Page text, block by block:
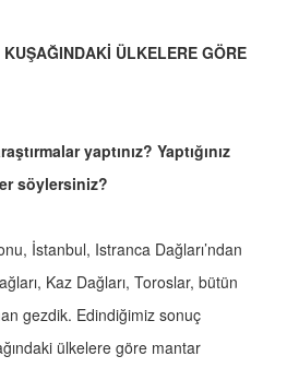
ÜLKELERE GÖRE
yaptınız? Yaptığınız
söylersiniz?
İstanbul, Istranca Dağları’ndan
Kaz Dağları, Toroslar, bütün
gezdik. Edindiğimiz sonuç
ülkelere göre mantar